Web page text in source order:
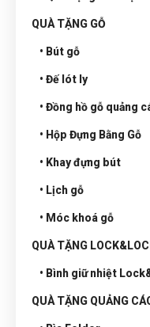
QUÀ TẶNG GỖ
• Bút gỗ
• Đế lót ly
• Đồng hồ gỗ quảng
• Hộp Đựng Bằng Gỗ
• Khay đựng bút
• Lịch gỗ
• Móc khoá gỗ
QUÀ TẶNG
• Bình giữ nhiệt
QUÀ TẶNG QUẢNG